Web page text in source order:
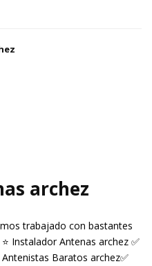
archez
trabajado con bastantes
Instalador Antenas archez ✅
Baratos archez✅